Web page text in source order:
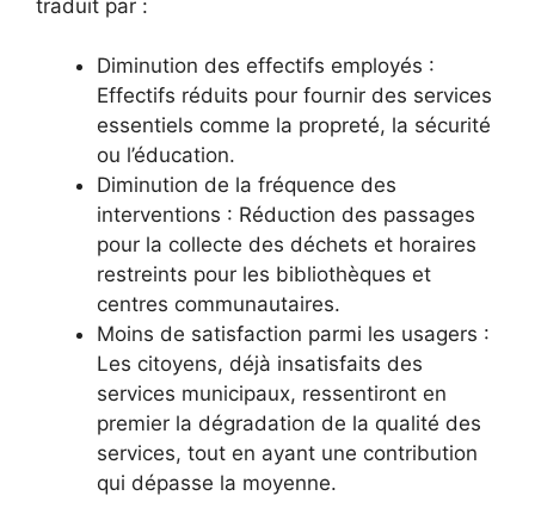
traduit par :
Diminution des effectifs employés :
Effectifs réduits pour fournir des services
essentiels comme la propreté, la sécurité
ou l’éducation.
Diminution de la fréquence des
interventions : Réduction des passages
pour la collecte des déchets et horaires
restreints pour les bibliothèques et
centres communautaires.
Moins de satisfaction parmi les usagers :
Les citoyens, déjà insatisfaits des
services municipaux, ressentiront en
premier la dégradation de la qualité des
services, tout en ayant une contribution
qui dépasse la moyenne.